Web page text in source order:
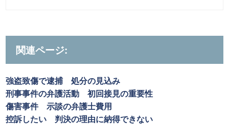
関連ページ:
強盗致傷で逮捕 処分の見込み
刑事事件の弁護活動 初回接見の重要性
傷害事件 示談の弁護士費用
控訴したい 判決の理由に納得できない